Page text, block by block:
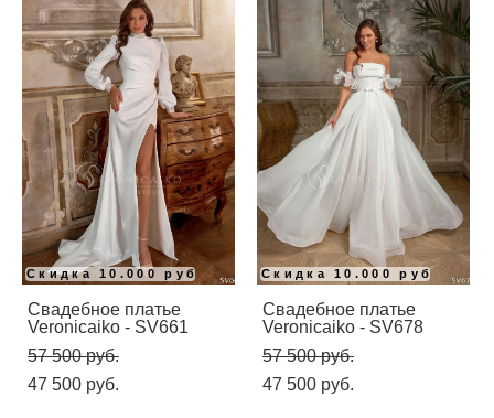
Скидка 10.000 руб
Свадебное платье
Veronicaiko - SV661
57 500 pуб.
47 500 pуб.
Скидка 10.000 руб
Свадебное платье
Veronicaiko - SV678
57 500 pуб.
47 500 pуб.